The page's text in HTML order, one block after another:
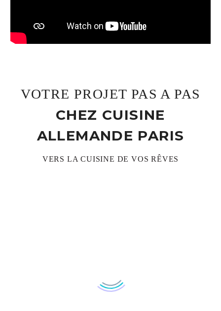
VOTRE PROJET PAS A PAS
CHEZ CUISINE
ALLEMANDE PARIS
VERS LA CUISINE DE VOS RÊVES